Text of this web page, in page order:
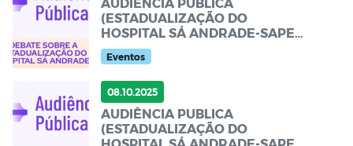
(ESTADUALIZAÇÃO DO
HOSPITAL SÁ ANDRADE-SAPE
PB)
Eventos
08.10.2025
AUDIÊNCIA PUBLICA
(ESTADUALIZAÇÃO DO
HOSPITAL SÁ ANDRADE-SAPE